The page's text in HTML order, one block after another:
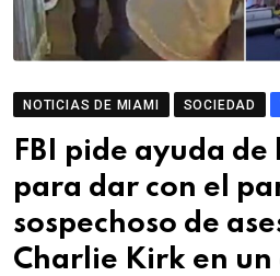
NOTICIAS DE MIAMI SOCIEDAD
FBI pide ayuda
para dar con el
sospechoso de
Charlie Kirk en un